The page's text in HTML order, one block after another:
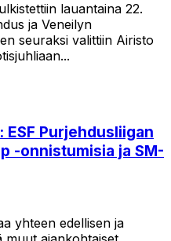
lauantaina 22.
ja Veneilyn
seuraksi valittiin Airisto
Purjehdusliigan
-onnistumisia ja SM-
yhteen edellisen ja